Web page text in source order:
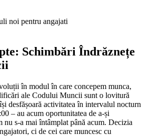
Schimbări Îndrăznețe
în modul în care concepem munca,
ale Codului Muncii sunt o lovitură
desfășoară activitatea în intervalul nocturn
– au acum oportunitatea de a-și
nu s-a mai întâmplat până acum. Decizia
ci de cei care muncesc cu